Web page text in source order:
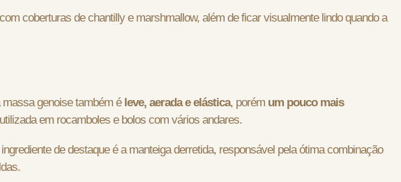
coberturas de chantilly e marshmallow, além de ficar visualmente lindo quando a
genoise também é leve, aerada e elástica, porém um pouco mais
em rocamboles e bolos com vários andares.
de destaque é a manteiga derretida, responsável pela ótima combinação